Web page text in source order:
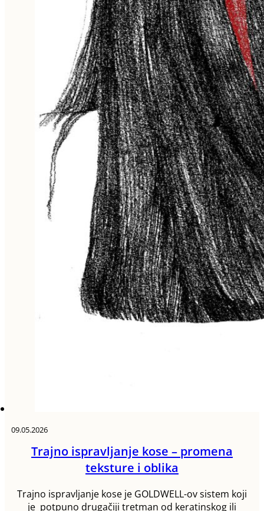
09.05.2026
Trajno ispravljanje kose – promena
teksture i oblika
Trajno ispravljanje kose je GOLDWELL-ov sistem koji
je potpuno drugačiji tretman od keratinskog ili